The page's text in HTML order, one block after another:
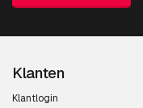
Klanten
Klantlogin